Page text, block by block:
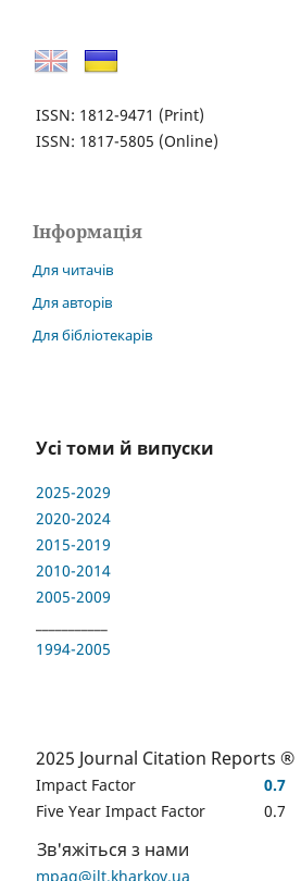
ISSN: 1812-9471 (Print)
ISSN: 1817-5805 (Online)
Інформація
Для читачів
Для авторів
Для бібліотекарів
Усі томи й випуски
2025-2029
2020-2024
2015-2019
2010-2014
2005-2009
1994-2005
2025 Journal Citation Reports ®
Impact Factor
0.7
Five Year Impact Factor
0.7
Зв'яжіться з нами
mpag@ilt.kharkov.ua